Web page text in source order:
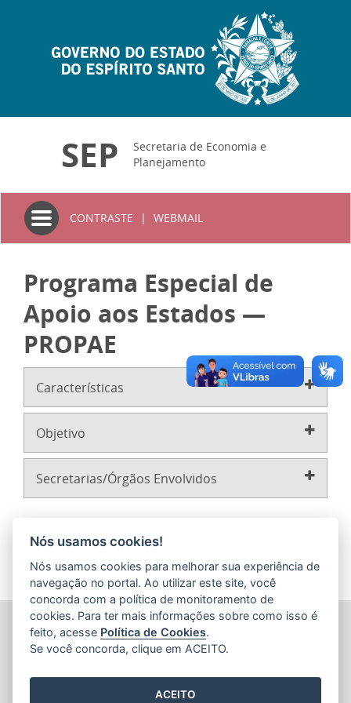
SEP
Secretaria de Economia e
Planejamento
Toggle
navigation
CONTRASTE | WEBMAIL
Programa Especial de
Apoio aos Estados —
PROPAE
Características
Objetivo
Secretarias/Órgãos Envolvidos
SECRETARIA DE ECONOMIA E PLANEJAMENTO (SEP)
Av.Nossa Senhora da Penha 1590, Ed.Petrovix 6º andar -
Barro Vermelho
Nós usamos cookies!
Nós usamos cookies para melhorar sua experiência de
navegação no portal. Ao utilizar este site, você
concorda com a política de monitoramento de
cookies. Para ter mais informações sobre como isso é
feito, acesse Política de Cookies.
Se você concorda, clique em ACEITO.
ACEITO